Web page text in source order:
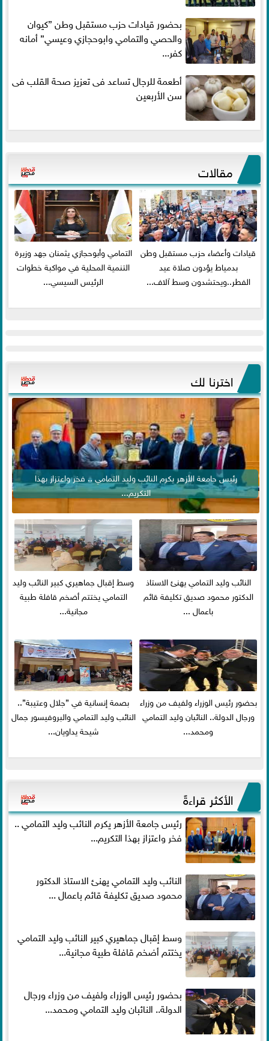
بحضور قيادات حزب مستقبل وطن ”كيوان
والحصي والتمامي وابوحجازي وعيسي” أمانه
كفر...
أطعمة للرجال تساعد فى تعزيز صحة القلب فى
سن الأربعين
مقالات
قيادات وأعضاء حزب مستقبل وطن
بدمياط يؤدون صلاة عيد
الفطر..ويحتشدون وسط آلاف...
التمامي وأبوحجازي يثمنان جهد وزيرة
التنمية المحلية في مواكبة خطوات
الرئيس السيسي...
اخترنا لك
رئيس جامعة الأزهر يكرم النائب وليد التمامي .. فخر واعتزاز بهذا
التكريم...
النائب وليد التمامي يهنئ الاستاذ
الدكتور محمود صديق تكليفة قائم
باعمال ...
وسط إقبال جماهيري كبير النائب وليد
التمامي يختتم أضخم قافلة طبية
مجانية...
بحضور رئيس الوزراء ولفيف من وزراء
ورجال الدولة.. النائبان وليد التمامي
ومحمد...
بصمة إنسانية في ”جلال وعتيبة”..
النائب وليد التمامي والبروفيسور جمال
شيحة يداويان...
الأكثر قراءةً
رئيس جامعة الأزهر يكرم النائب وليد التمامي ..
فخر واعتزاز بهذا التكريم...
النائب وليد التمامي يهنئ الاستاذ الدكتور
محمود صديق تكليفة قائم باعمال ...
وسط إقبال جماهيري كبير النائب وليد التمامي
يختتم أضخم قافلة طبية مجانية...
بحضور رئيس الوزراء ولفيف من وزراء ورجال
الدولة.. النائبان وليد التمامي ومحمد...